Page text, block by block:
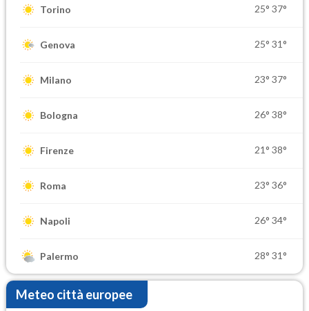
Torino 25° 37°
Genova 25° 31°
Milano 23° 37°
Bologna 26° 38°
Firenze 21° 38°
Roma 23° 36°
Napoli 26° 34°
Palermo 28° 31°
Meteo città europee